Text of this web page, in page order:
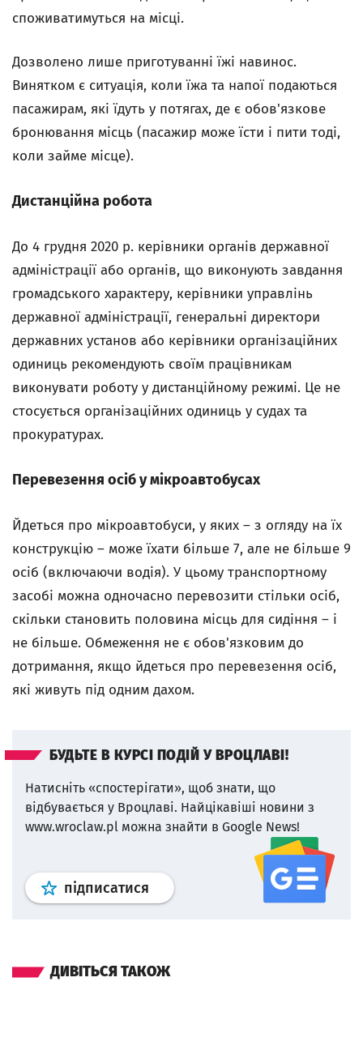
споживатимуться на місці.
Дозволено лише приготуванні їжі навинос.
Винятком є ситуація, коли їжа та напої подаються
пасажирам, які їдуть у потягах, де є обов'язкове
бронювання місць (пасажир може їсти і пити тоді,
коли займе місце).
Дистанційна робота
До 4 грудня 2020 р. керівники органів державної
адміністрації або органів, що виконують завдання
громадського характеру, керівники управлінь
державної адміністрації, генеральні директори
державних установ або керівники організаційних
одиниць рекомендують своїм працівникам
виконувати роботу у дистанційному режимі. Це не
стосується організаційних одиниць у судах та
прокуратурах.
Перевезення осіб у мікроавтобусах
Йдеться про мікроавтобуси, у яких – з огляду на їх
конструкцію – може їхати більше 7, але не більше 9
осіб (включаючи водія). У цьому транспортному
засобі можна одночасно перевозити стільки осіб,
скільки становить половина місць для сидіння – і
не більше. Обмеження не є обов'язковим до
дотримання, якщо йдеться про перевезення осіб,
які живуть під одним дахом.
БУДЬТЕ В КУРСІ ПОДІЙ У ВРОЦЛАВІ!
Натисніть «спостерігати», щоб знати, що
відбувається у Вроцлаві. Найцікавіші новини з
www.wroclaw.pl можна знайти в Google News!
підписатися Профіль google news
ДИВІТЬСЯ ТАКОЖ